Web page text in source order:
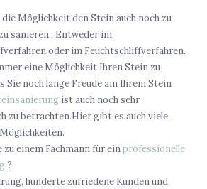
die Möglichkeit den Stein auch noch zu
sanieren . Entweder im
oder im Feuchtschliffverfahren.
eine Möglichkeit Ihren Stein zu
Sie noch lange Freude am Ihrem Stein
ist auch noch sehr
zu betrachten.Hier gibt es auch viele
zu einem Fachmann für einprofessionelle
?
hunderte zufriedene Kunden und